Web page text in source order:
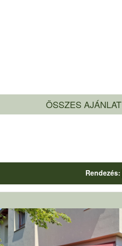
ÖSSZES AJÁNLAT
Rendezés: